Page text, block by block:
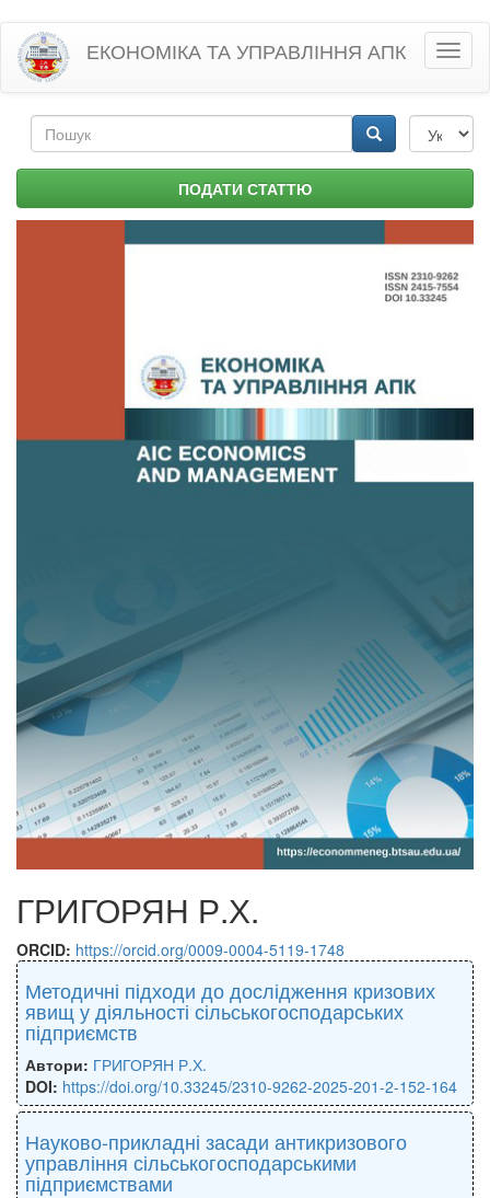
Перейти
основного
матеріалу
ЕКОНОМІКА ТА УПРАВЛІННЯ АПК
Пошукова
форма ПОДАТИ СТАТТЮ
ГРИГОРЯН Р.Х.
ORCID: https://orcid.org/0009-0004-5119-1748
Методичні підходи до дослідження кризових
явищ у діяльності сільськогосподарських
підприємств
Автори: ГРИГОРЯН Р.Х.
DOI: https://doi.org/10.33245/2310-9262-2025-201-2-152-164
Науково-прикладні засади антикризового
управління сільськогосподарськими
підприємствами